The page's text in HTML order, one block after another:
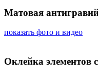
Матовая
показать фото и видео
Оклейка элементов